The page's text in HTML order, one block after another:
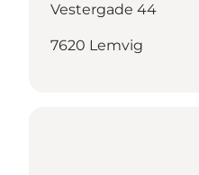
Vestergade 44
7620 Lemvig